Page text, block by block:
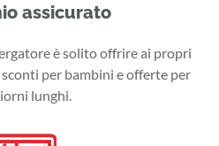
assicurato
è solito offrire ai propri
per bambini e offerte per
lunghi.